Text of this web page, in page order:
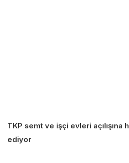
TKP semt ve işçi evleri açılışına
ediyor